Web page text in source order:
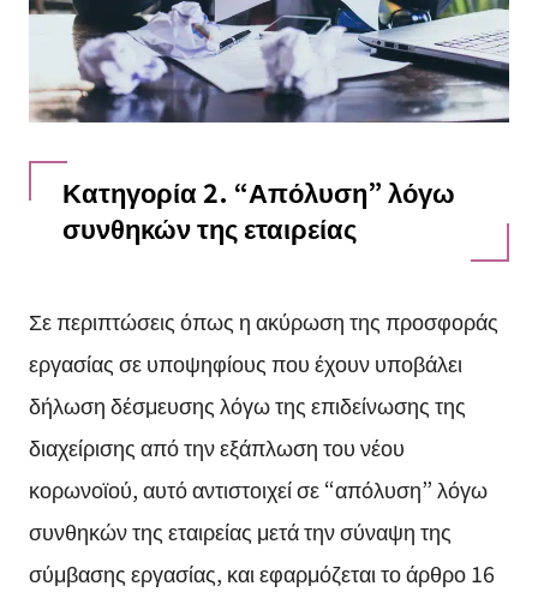
Κατηγορία 2. “Απόλυση” λόγω
συνθηκών της εταιρείας
Σε περιπτώσεις όπως η ακύρωση της προσφοράς
εργασίας σε υποψηφίους που έχουν υποβάλει
δήλωση δέσμευσης λόγω της επιδείνωσης της
διαχείρισης από την εξάπλωση του νέου
κορωνοϊού, αυτό αντιστοιχεί σε “απόλυση” λόγω
συνθηκών της εταιρείας μετά την σύναψη της
σύμβασης εργασίας, και εφαρμόζεται το άρθρο 16